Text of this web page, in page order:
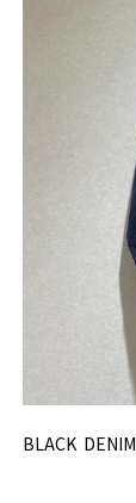
BLACK DENIM